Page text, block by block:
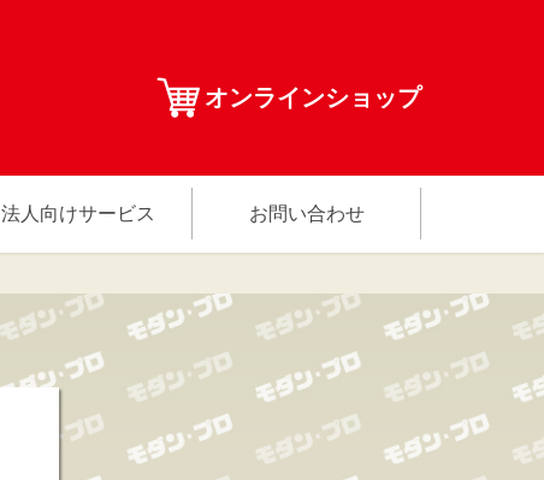
オンラインショップ
法人向けサービス お問い合わせ